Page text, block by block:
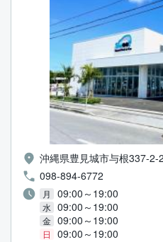
沖縄県豊見城市与根337-2-2
098-894-6772
月 09:00～19:00
水 09:00～19:00
金 09:00～19:00
日 09:00～19:00